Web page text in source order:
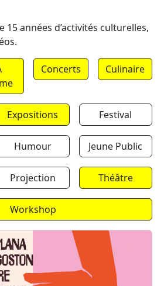
15 années d’activités culturelles,
Concerts Culinaire
Expositions Festival
Humour Jeune Public
Projection Théâtre
Workshop